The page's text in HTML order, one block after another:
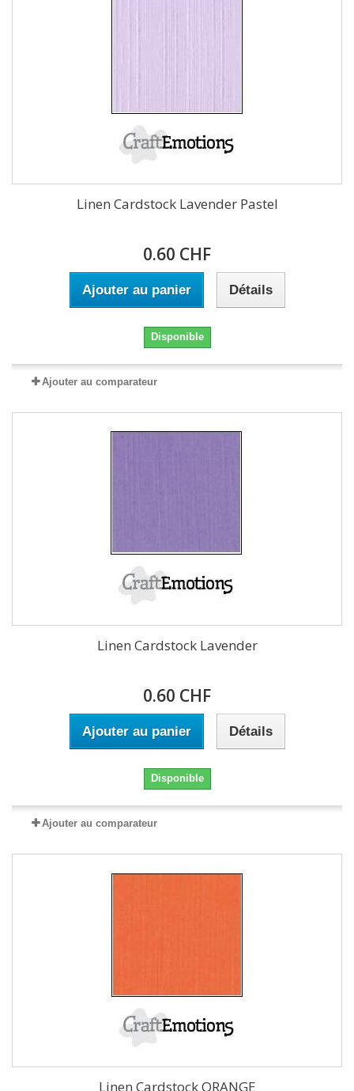
Linen Cardstock Lavender Pastel
0.60 CHF
Ajouter au panier Détails
Disponible
Ajouter au comparateur
Linen Cardstock Lavender
0.60 CHF
Ajouter au panier Détails
Disponible
Ajouter au comparateur
Linen Cardstock ORANGE